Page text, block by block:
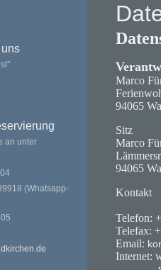
Marco
94065
Sitz
Marco
94065
Kontakt
Telefon:
Telefax:
Email:
Internet:
an unter
(Whatsapp-